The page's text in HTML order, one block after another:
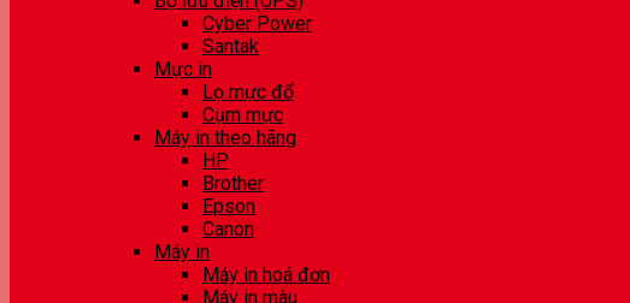
Cyber Power
Santak
Mực in
Lọ mực đổ
Cụm mực
Máy in theo hãng
HP
Brother
Epson
Canon
Máy in
Máy in hoá đơn
Máy in màu